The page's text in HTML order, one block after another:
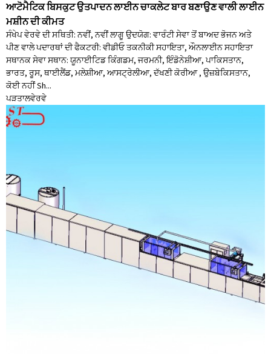
ਆਟੋਮੈਟਿਕ ਬਿਸਕੁਟ ਉਤਪਾਦਨ ਲਾਈਨ ਚਾਕਲੇਟ ਬਾਰ ਬਣਾਉਣ ਵਾਲੀ ਲਾਈਨ
ਮਸ਼ੀਨ ਦੀ ਕੀਮਤ
ਸੰਖੇਪ ਵੇਰਵੇ ਦੀ ਸਥਿਤੀ: ਨਵੀਂ, ਨਵੀਂ ਲਾਗੂ ਉਦਯੋਗ: ਵਾਰੰਟੀ ਸੇਵਾ ਤੋਂ ਬਾਅਦ ਭੋਜਨ ਅਤੇ
ਪੀਣ ਵਾਲੇ ਪਦਾਰਥਾਂ ਦੀ ਫੈਕਟਰੀ: ਵੀਡੀਓ ਤਕਨੀਕੀ ਸਹਾਇਤਾ, ਔਨਲਾਈਨ ਸਹਾਇਤਾ
ਸਥਾਨਕ ਸੇਵਾ ਸਥਾਨ: ਯੂਨਾਈਟਿਡ ਕਿੰਗਡਮ, ਜਰਮਨੀ, ਇੰਡੋਨੇਸ਼ੀਆ, ਪਾਕਿਸਤਾਨ,
ਭਾਰਤ, ਰੂਸ, ਥਾਈਲੈਂਡ, ਮਲੇਸ਼ੀਆ, ਆਸਟ੍ਰੇਲੀਆ, ਦੱਖਣੀ ਕੋਰੀਆ , ਉਜ਼ਬੇਕਿਸਤਾਨ,
ਕੋਈ ਨਹੀਂ Sh...
ਪੜਤਾਲਵੇਰਵੇ